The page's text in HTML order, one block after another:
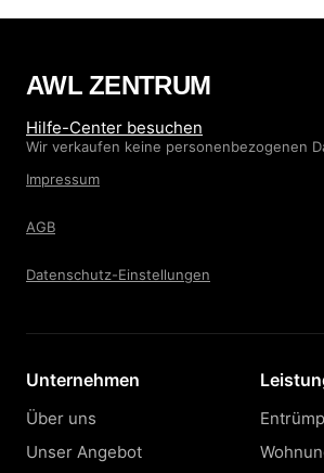
AWL ZENTRUM
Hilfe-Center besuchen
Wir verkaufen keine personenbezogenen
Impressum
AGB
Datenschutz-Einstellungen
Unternehmen
Über uns
Unser Angebot